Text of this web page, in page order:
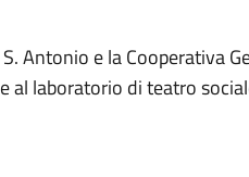
Antonio e la Cooperativa
al laboratorio di teatro